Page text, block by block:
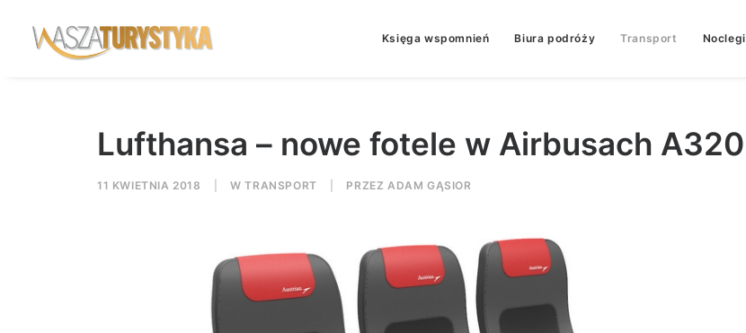
Księga wspomnień Biura podróży Transport Noclegi
Lufthansa – nowe fotele w Airbusach A320
11 KWIETNIA 2018 WTRANSPORT PRZEZADAM GĄSIOR